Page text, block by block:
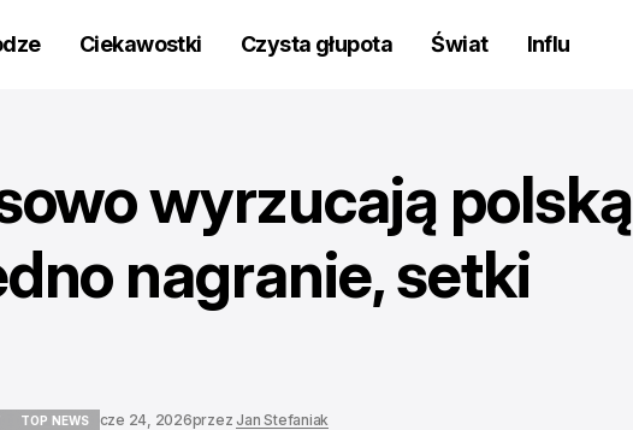
Ciekawostki Czysta głupota Świat Influ
wyrzucają polską
nagranie, setki
TOP NEWS cze 24, 2026przez Jan Stefaniak